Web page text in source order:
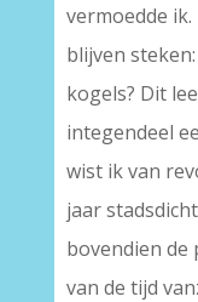
vermoedde
blijven
kogels? Dit
integendeel
wist ik van
jaar
bovendien de
van de tijd